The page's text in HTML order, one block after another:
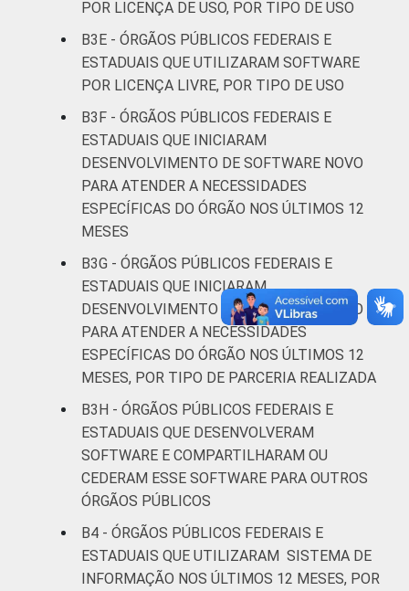
POR LICENÇA DE USO, POR TIPO DE USO
B3E - ÓRGÃOS PÚBLICOS FEDERAIS E
ESTADUAIS QUE UTILIZARAM SOFTWARE
POR LICENÇA LIVRE, POR TIPO DE USO
B3F - ÓRGÃOS PÚBLICOS FEDERAIS E
ESTADUAIS QUE INICIARAM
DESENVOLVIMENTO DE SOFTWARE NOVO
PARA ATENDER A NECESSIDADES
ESPECÍFICAS DO ÓRGÃO NOS ÚLTIMOS 12
MESES
B3G - ÓRGÃOS PÚBLICOS FEDERAIS E
ESTADUAIS QUE INICIARAM
DESENVOLVIMENTO DE SOFTWARE NOVO
PARA ATENDER A NECESSIDADES
ESPECÍFICAS DO ÓRGÃO NOS ÚLTIMOS 12
MESES, POR TIPO DE PARCERIA REALIZADA
B3H - ÓRGÃOS PÚBLICOS FEDERAIS E
ESTADUAIS QUE DESENVOLVERAM
SOFTWARE E COMPARTILHARAM OU
CEDERAM ESSE SOFTWARE PARA OUTROS
ÓRGÃOS PÚBLICOS
B4 - ÓRGÃOS PÚBLICOS FEDERAIS E
ESTADUAIS QUE UTILIZARAM SISTEMA DE
INFORMAÇÃO NOS ÚLTIMOS 12 MESES, POR